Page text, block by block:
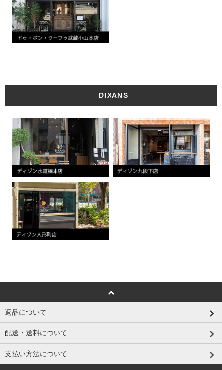
DIXANS
返品について
配送・送料について
支払い方法について